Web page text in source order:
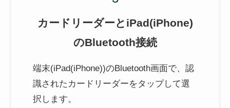
カードリーダーとiPad(iPhone)
のBluetooth接続
端末(iPad(iPhone))のBluetooth画面で、認
識されたカードリーダーをタップして選
択します。